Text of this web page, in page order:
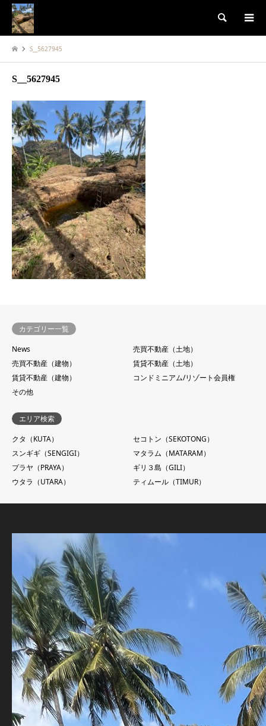
検索
S__5627945
S__5627945
カテゴリー一覧
News
売買不動産（土地）
売買不動産（建物）
賃貸不動産（土地）
賃貸不動産（建物）
コンドミニアム/リゾート会員権
その他
エリア検索
クタ（KUTA）
セコトン（SEKOTONG）
スンギギ（SENGIGI）
マタラム（MATARAM）
プラヤ（PRAYA）
ギリ３島（GILI）
ウタラ（UTARA）
ティムール（TIMUR）